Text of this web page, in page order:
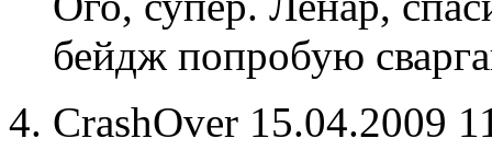
бейдж попробую
CrashOver 15.04.2009